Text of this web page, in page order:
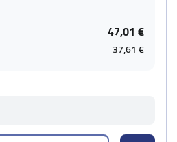
47,01 €
37,61 €